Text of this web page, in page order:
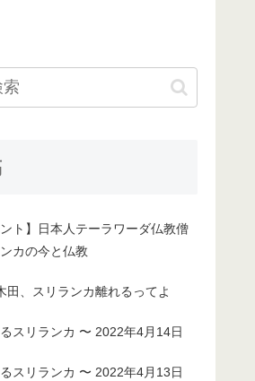
ント】日本人テーラワーダ仏教僧
カの今と仏教
田、スリランカ離れるってよ
スリランカ 〜 2022年4月14日
スリランカ 〜 2022年4月13日